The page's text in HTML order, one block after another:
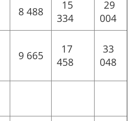
8 488
15
334
29
004
9 665
17
458
33
048